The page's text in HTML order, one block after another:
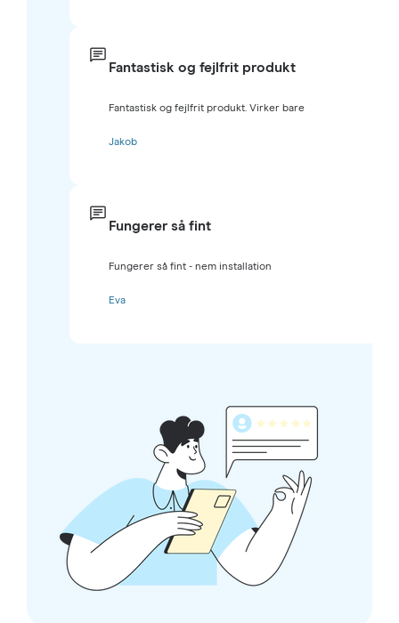
Fantastisk og fejlfrit produkt
Fantastisk og fejlfrit produkt. Virker bare
Jakob
Fungerer så fint
Fungerer så fint - nem installation
Eva